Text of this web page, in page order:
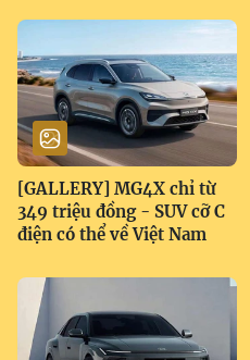
[GALLERY] MG4X chỉ từ
349 triệu đồng - SUV cỡ C
điện có thể về Việt Nam